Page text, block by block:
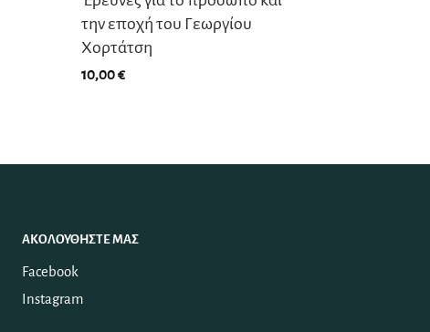
την εποχή του Γεωργίου
Χορτάτση
10,00€
ΑΚΟΛΟΥΘΉΣΤΕ ΜΑΣ
Facebook
Instagram